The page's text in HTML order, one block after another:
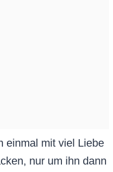
einmal mit viel Liebe
nur um ihn dann